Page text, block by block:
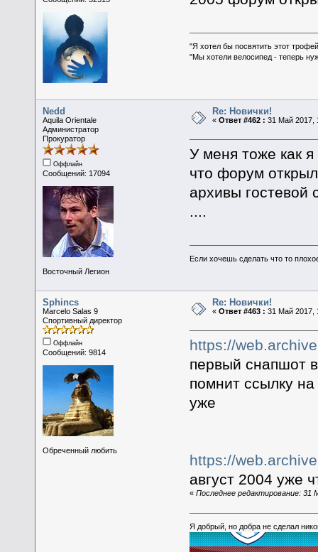
"Я хотел бы посвятить этот
"Мы хотели велосипед - теперь
Nedd
Aquila Orientale
Администратор
Прокуратор
Оффлайн
Сообщений: 17094
Восточный Легион
Re: Новички!
«Ответ #462 : 31 Май 2017,
У меня тоже как
что форум
архивы гостевой
....
Если хочешь сделать что то
Sphincs
Marcelo Salas 9
Спортивный директор
Оффлайн
Сообщений: 9814
Обреченный любить
Re: Новички!
«Ответ #463 : 31 Май 2017,
https://
первый снапшот
помнит ссылку
уже
https://
август 2004 уже
« Последнее редактирование: 31
Я добрый, но добра не сделал